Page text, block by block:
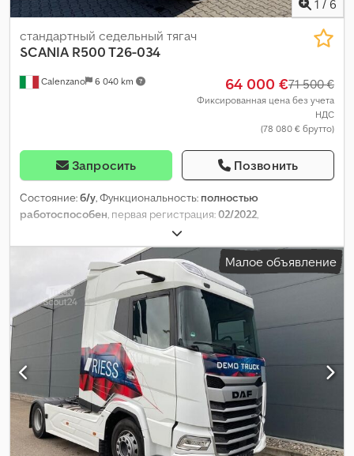
1 / 6
Calenzano 6 040 km
стандартный седельный тягач
SCANIA R500 T26-034
64 000 €71 500 €
Фиксированная цена без учета
НДС
(78 080 € брутто)
Запросить Позвонить
Состояние:б/у, Функциональность: полностью
работоспособен, первая регистрация:02/2022,
Малое объявление